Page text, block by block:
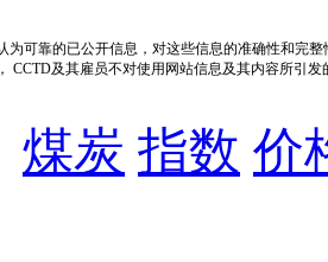
为可靠的已公开信息，对这些信息的准确性和完
CCTD及其雇员不对使用网站信息及其内容所引
煤炭 指数 价